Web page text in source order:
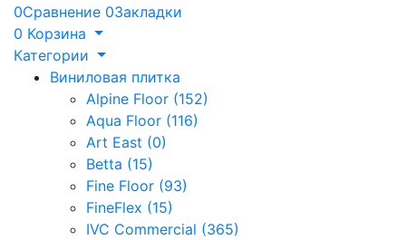
0Сравнение 0Закладки
0 Корзина
Категории
Виниловая плитка
Alpine Floor (152)
Aqua Floor (116)
Art East (0)
Betta (15)
Fine Floor (93)
FineFlex (15)
IVC Commercial (365)